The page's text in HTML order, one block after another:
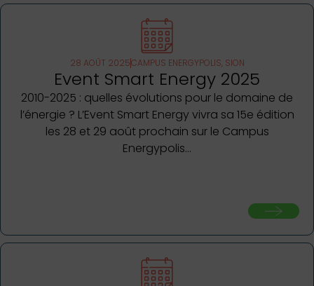
28 AOÛT 2025CAMPUS ENERGYPOLIS, SION
Event Smart Energy 2025
2010-2025 : quelles évolutions pour le domaine de
l’énergie ? L’Event Smart Energy vivra sa 15e édition
les 28 et 29 août prochain sur le Campus
Energypolis…